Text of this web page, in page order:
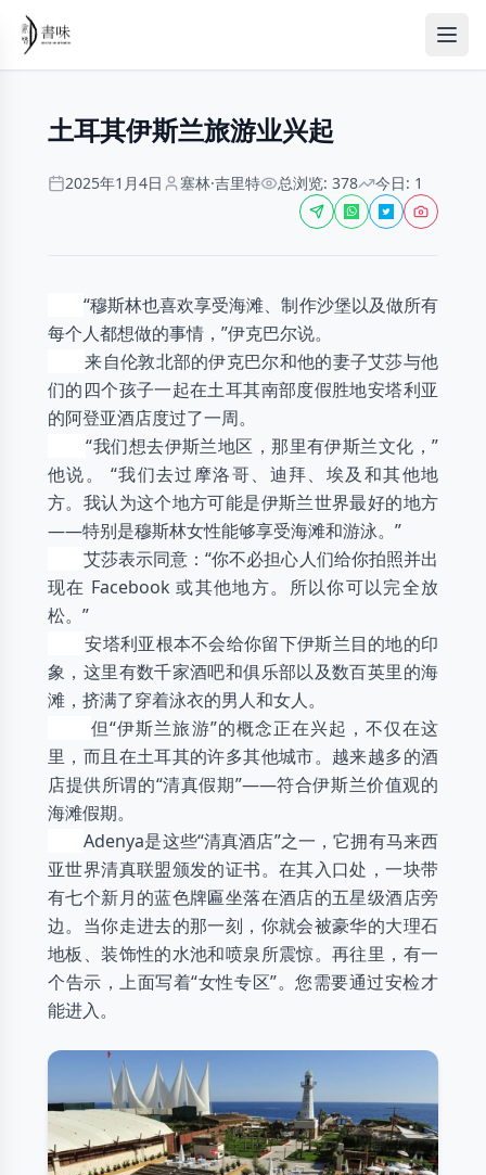
土耳其伊斯兰旅游业兴起
2025年1月4日 塞林·吉里特 总浏览: 378 今日: 1
“穆斯林也喜欢享受海滩、制作沙堡以及做所有
每个人都想做的事情，”伊克巴尔说。
来自伦敦北部的伊克巴尔和他的妻子艾莎与他
们的四个孩子一起在土耳其南部度假胜地安塔利亚
的阿登亚酒店度过了一周。
“我们想去伊斯兰地区，那里有伊斯兰文化，”
他说。 “我们去过摩洛哥、迪拜、埃及和其他地
方。我认为这个地方可能是伊斯兰世界最好的地方
——特别是穆斯林女性能够享受海滩和游泳。”
艾莎表示同意：“你不必担心人们给你拍照并出
现在 Facebook 或其他地方。所以你可以完全放
松。”
安塔利亚根本不会给你留下伊斯兰目的地的印
象，这里有数千家酒吧和俱乐部以及数百英里的海
滩，挤满了穿着泳衣的男人和女人。
但“伊斯兰旅游”的概念正在兴起，不仅在这
里，而且在土耳其的许多其他城市。越来越多的酒
店提供所谓的“清真假期”——符合伊斯兰价值观的
海滩假期。
Adenya是这些“清真酒店”之一，它拥有马来西
亚世界清真联盟颁发的证书。在其入口处，一块带
有七个新月的蓝色牌匾坐落在酒店的五星级酒店旁
边。当你走进去的那一刻，你就会被豪华的大理石
地板、装饰性的水池和喷泉所震惊。再往里，有一
个告示，上面写着“女性专区”。您需要通过安检才
能进入。